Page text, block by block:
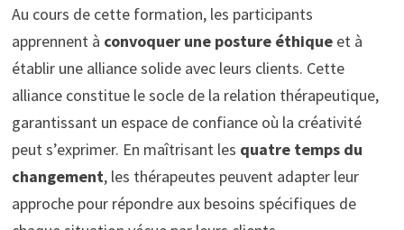
Au cours de cette formation, les participants
apprennent à convoquer une posture éthiqueet à
établir une alliance solide avec leurs clients. Cette
alliance constitue le socle de la relation thérapeutique,
garantissant un espace de confiance où la créativité
peut s’exprimer. En maîtrisant les quatre temps du
changement, les thérapeutes peuvent adapter leur
approche pour répondre aux besoins spécifiques de